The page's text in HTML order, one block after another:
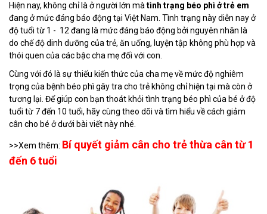
Hiện nay, không chỉ là ở người lớn mà tình trạng béo phì ở trẻ em
đang ở mức đáng báo động tại Việt Nam. Tình trạng này diễn nay ở
độ tuổi từ 1 - 12 đang là mức đáng báo động bởi nguyên nhân là
do chế độ dinh dưỡng của trẻ, ăn uống, luyện tập không phù hợp và
thói quen của các bậc cha mẹ đối với con.
Cùng với đó là sự thiếu kiến thức của cha mẹ về mức độ nghiêm
trọng của bệnh béo phì gây tra cho trẻ không chỉ hiện tại mà còn ở
tương lại. Để giúp con bạn thoát khỏi tình trạng béo phì của bé ở độ
tuổi từ 7 đến 10 tuổi, hãy cùng theo dõi và tìm hiểu về cách giảm
cân cho bé ở dưới bài viết này nhé.
>>Xem thêm: Bí quyết giảm cân cho trẻ thừa cân từ 1
đến 6 tuổi